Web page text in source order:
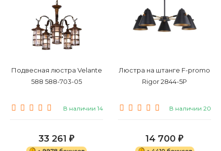
Подвесная люстра Velante
588 588-703-05
В наличии 14
33 261 ₽
Люстра на штанге F-promo
Rigor 2844-5P
В наличии 20
14 700 ₽